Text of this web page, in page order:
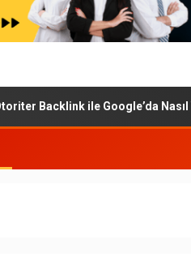
Backlink ile Google’da Nasıl